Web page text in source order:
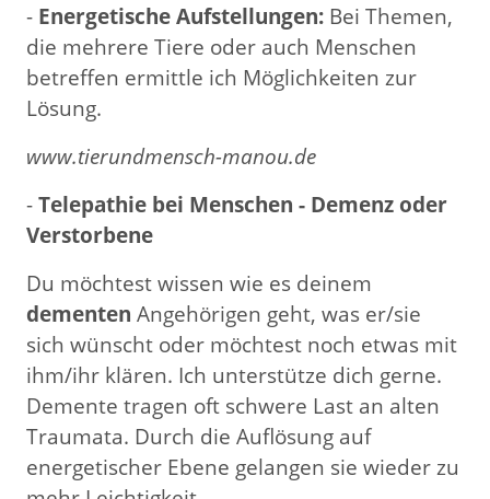
- Energetische Aufstellungen: Bei Themen,
die mehrere Tiere oder auch Menschen
betreffen ermittle ich Möglichkeiten zur
Lösung.
www.tierundmensch-manou.de
-Telepathie bei Menschen - Demenz oder
Verstorbene
Du möchtest wissen wie es deinem
dementen Angehörigen geht, was er/sie
sich wünscht oder möchtest noch etwas mit
ihm/ihr klären. Ich unterstütze dich gerne.
Demente tragen oft schwere Last an alten
Traumata. Durch die Auflösung auf
energetischer Ebene gelangen sie wieder zu